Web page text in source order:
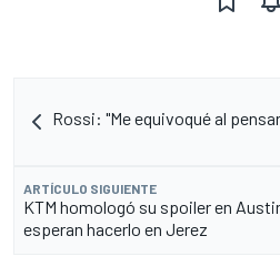
Rossi: "Me equivoqué al
ARTÍCULO SIGUIENTE
KTM homologó su spoiler en
esperan hacerlo en Jerez